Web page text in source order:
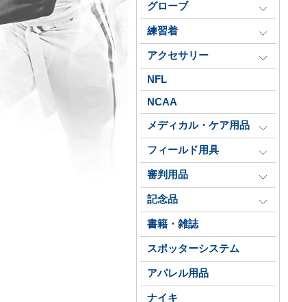
グローブ
練習着
アクセサリー
NFL
NCAA
メディカル・ケア用品
フィールド用具
審判用品
記念品
書籍・雑誌
スポッターシステム
アパレル用品
ナイキ